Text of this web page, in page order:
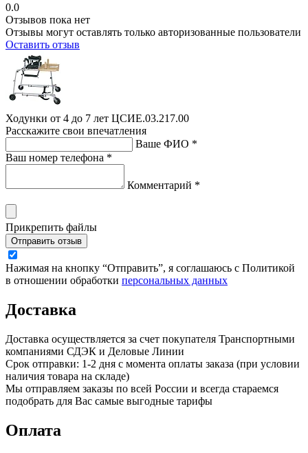
0.0
Отзывов пока нет
Отзывы могут оставлять только авторизованные пользователи
Оставить отзыв
Ходунки от 4 до 7 лет ЦСИЕ.03.217.00
Расскажите свои впечатления
Ваше ФИО *
Ваш номер телефона *
Комментарий *
Прикрепить файлы
Отправить отзыв
Нажимая на кнопку “Отправить”, я соглашаюсь с Политикой
в отношении обработки персональных данных
Доставка
Доставка осуществляется за счет покупателя Транспортными
компаниями СДЭК и Деловые Линии
Срок отправки: 1-2 дня с момента оплаты заказа (при условии
наличия товара на складе)
Мы отправляем заказы по всей России и всегда стараемся
подобрать для Вас самые выгодные тарифы
Оплата